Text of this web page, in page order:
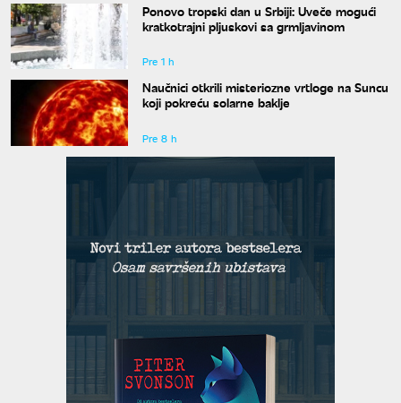
Ponovo tropski dan u Srbiji: Uveče mogući
kratkotrajni pljuskovi sa grmljavinom
Pre 1 h
Naučnici otkrili misteriozne vrtloge na Suncu
koji pokreću solarne baklje
Pre 8 h